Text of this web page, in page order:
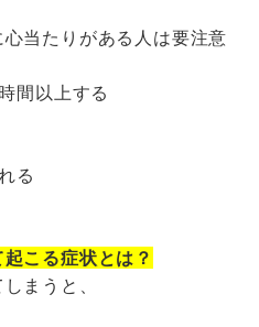
当たりがある人は要注意
間以上する
る
こる症状とは？
まうと、